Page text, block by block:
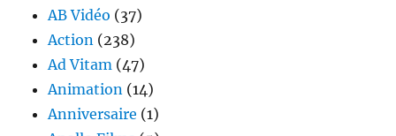
AB Vidéo (37)
Action (238)
Ad Vitam (47)
Animation (14)
Anniversaire (1)